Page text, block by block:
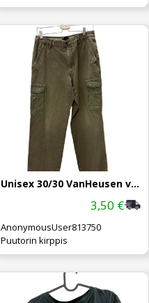
Unisex 30/30 VanHeusen vihertävät housut
3,50 €
AnonymousUser813750
Puutorin kirppis